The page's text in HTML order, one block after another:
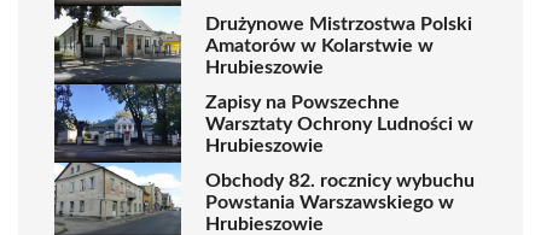
Drużynowe Mistrzostwa Polski
Amatorów w Kolarstwie w
Hrubieszowie
Zapisy na Powszechne
Warsztaty Ochrony Ludności w
Hrubieszowie
Obchody 82. rocznicy wybuchu
Powstania Warszawskiego w
Hrubieszowie